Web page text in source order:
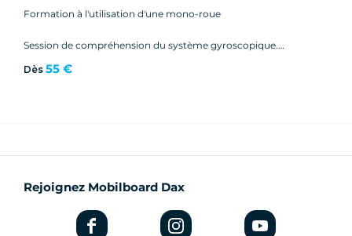
Formation à l'utilisation d'une mono-roue
Session de compréhension du système gyroscopique.
Mise en route d'une mono-roue
Dès 55 €
Rejoignez Mobilboard Dax